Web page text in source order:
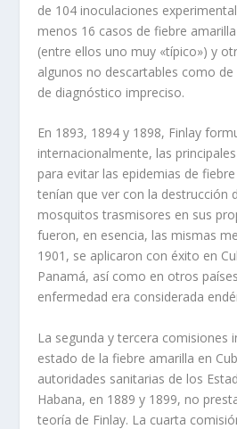
de 104 inoculaciones
menos 16 casos de fiebre
(entre ellos uno muy «típico») y
algunos no descartables como
de diagnóstico impreciso.
En 1893, 1894 y 1898, Finlay
internacionalmente, las
para evitar las epidemias de
tenían que ver con la destrucción
mosquitos trasmisores en sus
fueron, en esencia, las mismas
1901, se aplicaron con éxito en
Panamá, así como en otros
enfermedad era considerada
La segunda y tercera comisiones
estado de la fiebre amarilla en
autoridades sanitarias de los
Habana, en 1889 y 1899, no
teoría de Finlay. La cuarta